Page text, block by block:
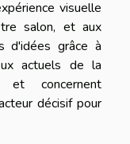
visuelle
salon, et aux
d'idées grâce à
actuels de la
et concernent
décisif pour